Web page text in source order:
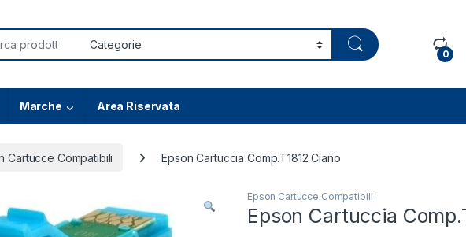
0
Marche Area Riservata
Cartucce Compatibili Epson Cartuccia Comp.T1812 Ciano
Epson Cartucce Compatibili
Epson Cartuccia